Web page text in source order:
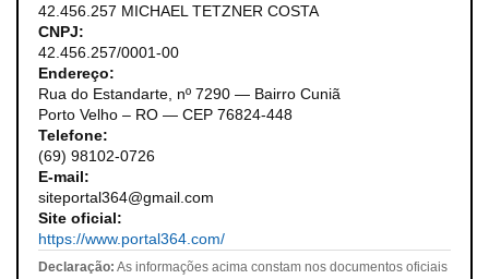
42.456.257 MICHAEL TETZNER COSTA
CNPJ:
42.456.257/0001-00
Endereço:
Rua do Estandarte, nº 7290 — Bairro Cuniã
Porto Velho – RO — CEP 76824-448
Telefone:
(69) 98102-0726
E-mail:
siteportal364@gmail.com
Site oficial:
https://www.portal364.com/
Declaração: As informações acima constam nos documentos oficiais